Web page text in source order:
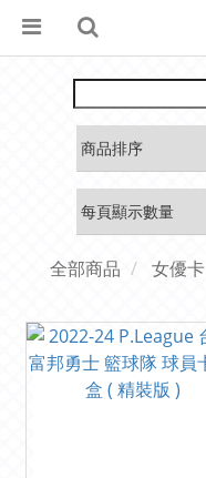
全部商品 女優卡